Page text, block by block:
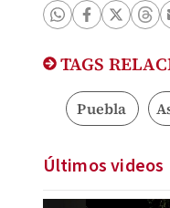
TAGS
Puebla
Últimos videos